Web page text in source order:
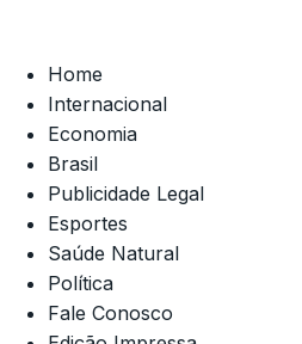
Home
Internacional
Economia
Brasil
Publicidade Legal
Esportes
Saúde Natural
Política
Fale Conosco